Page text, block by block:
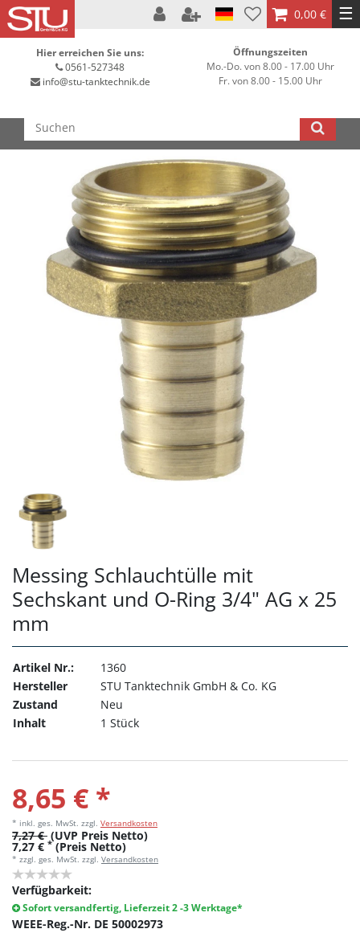
0,00 € ☰
Hier erreichen Sie uns:
0561-527348
info@stu-tanktechnik.de
Öffnungszeiten
Mo.-Do. von 8.00 - 17.00 Uhr
Fr. von 8.00 - 15.00 Uhr
Messing Schlauchtülle mit
Sechskant und O-Ring 3/4" AG x 25
mm
Artikel Nr.:
1360
Hersteller
STU Tanktechnik GmbH & Co. KG
Zustand
Neu
Inhalt
1 Stück
8,65 € *
* inkl. ges. MwSt. zzgl. Versandkosten
7,27 € (UVP Preis Netto)
7,27 € * (Preis Netto)
* zzgl. ges. MwSt. zzgl. Versandkosten
Verfügbarkeit:
Sofort versandfertig, Lieferzeit 2 -3 Werktage*
WEEE-Reg.-Nr. DE 50002973